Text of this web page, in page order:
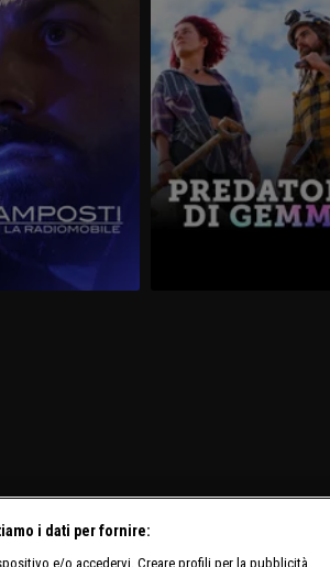
i dati per fornire:
e/o accedervi. Creare profili per la pubblicità